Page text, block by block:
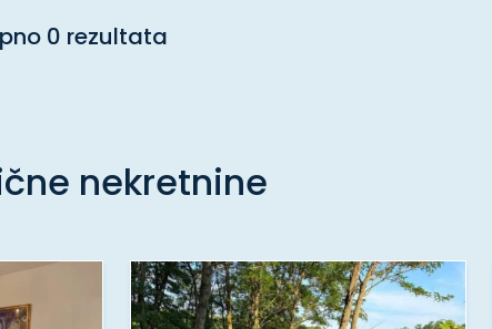
0 rezultata
nekretnine